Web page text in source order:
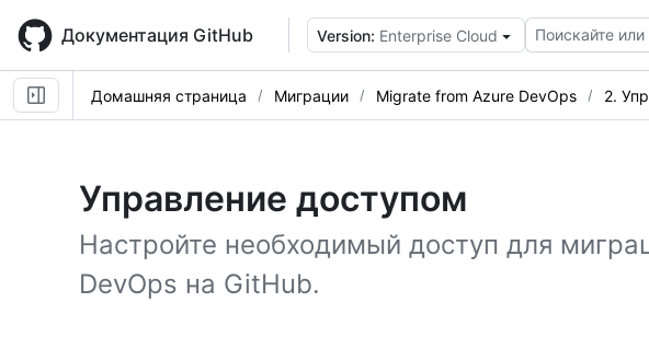
main
content
Документация GitHub Version: Enterprise Cloud Поискайте или
Домашняя страница Миграции Migrate from Azure DevOps 2.
Управление доступом
Настройте необходимый доступ для
DevOps на GitHub.